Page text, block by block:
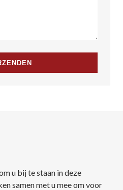
u bij te staan in deze
samen met u mee om voor